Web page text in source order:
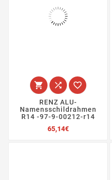
  
RENZ ALU-
Namensschildrahmen
R14 -97-9-00212-r14
65,14€Preis